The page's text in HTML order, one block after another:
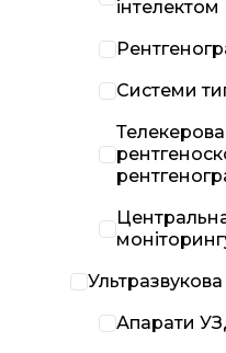
інтелектом
Системи
Апарати